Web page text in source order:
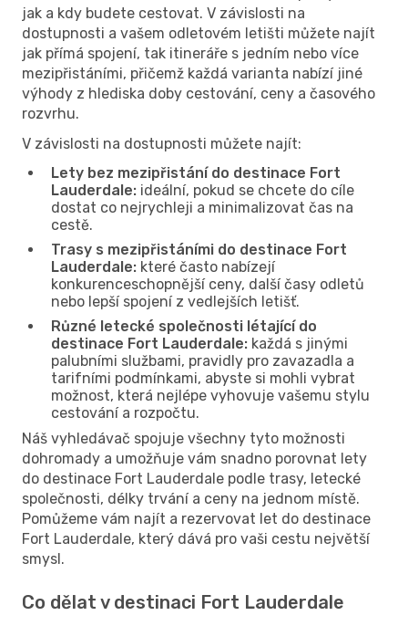
jak a kdy budete cestovat. V závislosti na
dostupnosti a vašem odletovém letišti můžete najít
jak přímá spojení, tak itineráře s jedním nebo více
mezipřistáními, přičemž každá varianta nabízí jiné
výhody z hlediska doby cestování, ceny a časového
rozvrhu.
V závislosti na dostupnosti můžete najít:
Lety bez mezipřistání do destinace Fort
Lauderdale: ideální, pokud se chcete do cíle
dostat co nejrychleji a minimalizovat čas na
cestě.
Trasy s mezipřistáními do destinace Fort
Lauderdale: které často nabízejí
konkurenceschopnější ceny, další časy odletů
nebo lepší spojení z vedlejších letišť.
Různé letecké společnosti létající do
destinace Fort Lauderdale: každá s jinými
palubními službami, pravidly pro zavazadla a
tarifními podmínkami, abyste si mohli vybrat
možnost, která nejlépe vyhovuje vašemu stylu
cestování a rozpočtu.
Náš vyhledávač spojuje všechny tyto možnosti
dohromady a umožňuje vám snadno porovnat lety
do destinace Fort Lauderdale podle trasy, letecké
společnosti, délky trvání a ceny na jednom místě.
Pomůžeme vám najít a rezervovat let do destinace
Fort Lauderdale, který dává pro vaši cestu největší
smysl.
Co dělat v destinaci Fort Lauderdale